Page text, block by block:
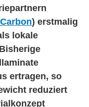
) erstmalig
lokale
ertragen, so
reduziert